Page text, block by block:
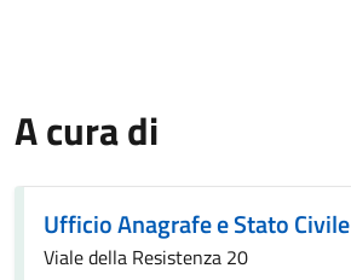
A cura di
Ufficio Anagrafe e Stato Civile
Viale della Resistenza 20